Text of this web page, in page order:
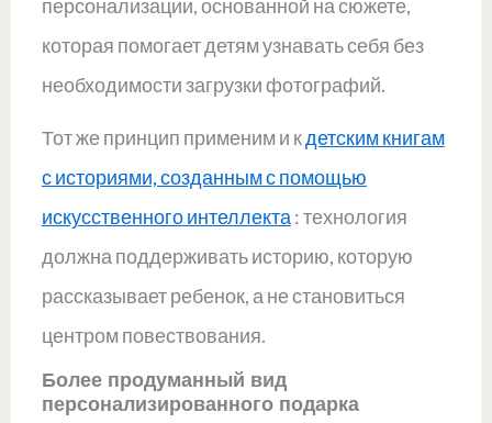
персонализации, основанной на сюжете,
которая помогает детям узнавать себя без
необходимости загрузки фотографий.
Тот же принцип применим и кдетским книгам
с историями, созданным с помощью
искусственного интеллекта: технология
должна поддерживать историю, которую
рассказывает ребенок, а не становиться
центром повествования.
Более продуманный вид
персонализированного подарка